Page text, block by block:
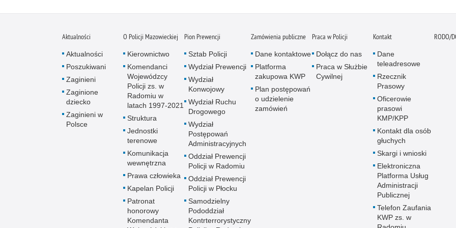
Aktualności
Aktualności
Poszukiwani
Zaginieni
Zaginione
dziecko
Zaginieni w
Polsce
O Policji Mazowieckiej
Kierownictwo
Komendanci
Wojewódzcy
Policji zs. w
Radomiu w
latach 1997-2021
Struktura
Jednostki
terenowe
Komunikacja
wewnętrzna
Prawa człowieka
Kapelan Policji
Patronat
honorowy
Komendanta
Pion Prewencji
Sztab Policji
Wydział Prewencji
Wydział
Konwojowy
Wydział Ruchu
Drogowego
Wydział
Postępowań
Administracyjnych
Oddział Prewencji
Policji w Radomiu
Oddział Prewencji
Policji w Płocku
Samodzielny
Pododdział
Kontrterrorystyczny
Zamówienia publiczne
Dane kontaktowe
Platforma
zakupowa KWP
Plan postępowań
o udzielenie
zamówień
Praca w Policji
Dołącz do nas
Praca w Służbie
Cywilnej
Kontakt
Dane
teleadresowe
Rzecznik
Prasowy
Oficerowie
prasowi
KMP/KPP
Kontakt dla osób
głuchych
Skargi i wnioski
Elektroniczna
Platforma Usług
Administracji
Publicznej
Telefon Zaufania
KWP zs. w
RODO/